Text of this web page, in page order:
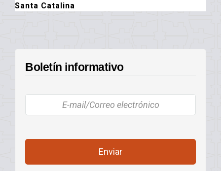
Santa Catalina
Boletín informativo